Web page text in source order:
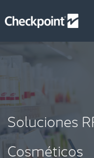
al
Soluciones
Cosméticos